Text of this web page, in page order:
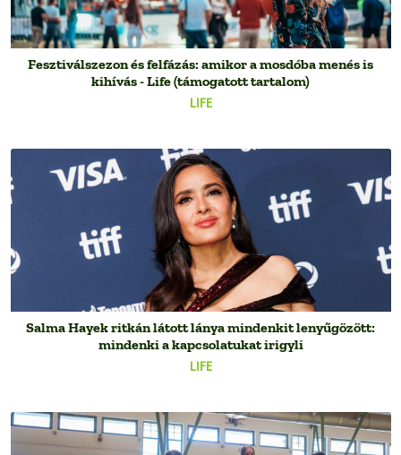
LIFE
Fesztiválszezon és felfázás: amikor a mosdóba menés is
kihívás - Life (támogatott tartalom)
LIFE
Salma Hayek ritkán látott lánya mindenkit lenyűgözött:
mindenki a kapcsolatukat irigyli